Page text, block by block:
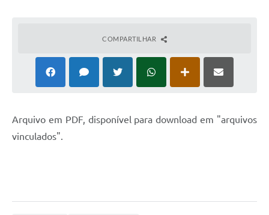
COMPARTILHAR
Arquivo em PDF, disponível para download em "arquivos
vinculados".